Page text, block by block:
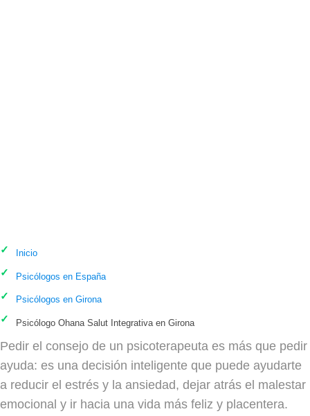
Inicio
Psicólogos en España
Psicólogos en Girona
Psicólogo Ohana Salut Integrativa en Girona
Pedir el consejo de un psicoterapeuta es más que pedir
ayuda: es una decisión inteligente que puede ayudarte
a reducir el estrés y la ansiedad, dejar atrás el malestar
emocional y ir hacia una vida más feliz y placentera.